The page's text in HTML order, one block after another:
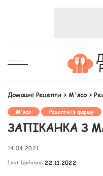
Домашні Рецепти >М'ясо>
М'ясо Рецепти із фаршу
ЗАПІКАНКА З
14.04.2021
Last Updated: 22.11.2022